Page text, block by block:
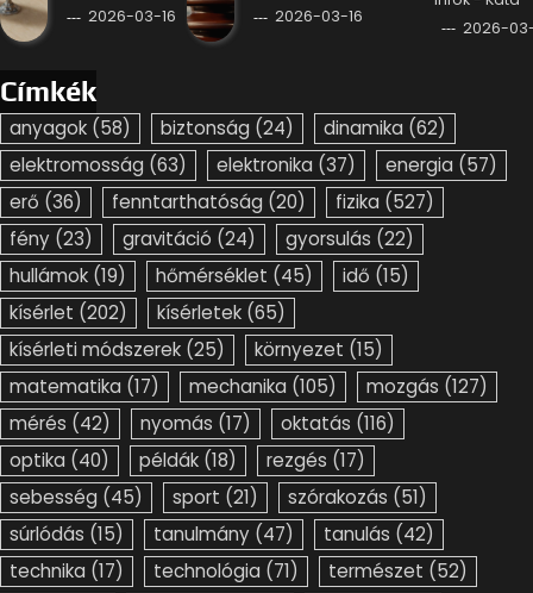
2026-03-16
2026-03-16
2026-
Címkék
anyagok (58) biztonság (24) dinamika (62)
elektromosság (63) elektronika (37) energia (57)
erő (36) fenntarthatóság (20) fizika (527)
fény (23) gravitáció (24) gyorsulás (22)
hullámok (19) hőmérséklet (45) idő (15)
kísérlet (202) kísérletek (65)
kísérleti módszerek (25) környezet (15)
matematika (17) mechanika (105) mozgás (127)
mérés (42) nyomás (17) oktatás (116)
optika (40) példák (18) rezgés (17)
sebesség (45) sport (21) szórakozás (51)
súrlódás (15) tanulmány (47) tanulás (42)
technika (17) technológia (71) természet (52)